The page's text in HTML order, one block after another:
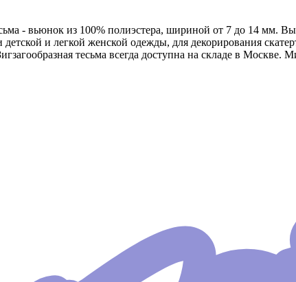
- вьюнок из 100% полиэстера, шириной от 7 до 14 мм.
детской и легкой женской одежды, для декорирования
тесьма всегда доступна на складе в Москве.